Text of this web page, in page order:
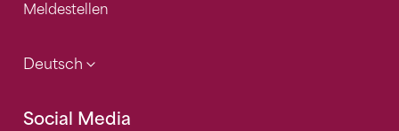
Meldestellen
Deutsch
Social Media